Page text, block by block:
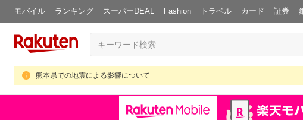
モバイル ランキング スーパーDEAL Fashion トラベル カード 証券
熊本県での地震による影響について